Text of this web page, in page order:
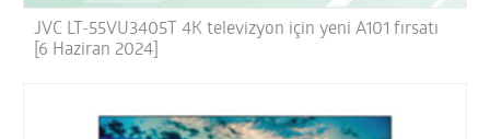
JVC LT-55VU3405T 4K televizyon için yeni A101 fırsatı
[6 Haziran 2024]